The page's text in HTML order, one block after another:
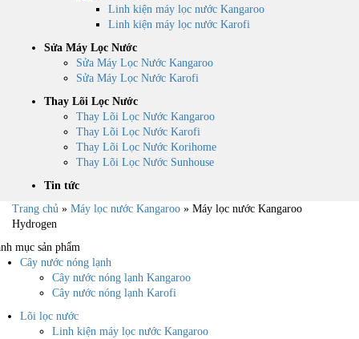
Linh kiện máy lọc nước Kangaroo
Linh kiện máy lọc nước Karofi
Sửa Máy Lọc Nước
Sửa Máy Lọc Nước Kangaroo
Sửa Máy Lọc Nước Karofi
Thay Lõi Lọc Nước
Thay Lõi Lọc Nước Kangaroo
Thay Lõi Lọc Nước Karofi
Thay Lõi Lọc Nước Korihome
Thay Lõi Lọc Nước Sunhouse
Tin tức
Trang chủ » Máy lọc nước Kangaroo » Máy lọc nước Kangaroo
Hydrogen
mục sản phẩm
Cây nước nóng lạnh
Cây nước nóng lạnh Kangaroo
Cây nước nóng lạnh Karofi
Lõi lọc nước
Linh kiện máy lọc nước Kangaroo